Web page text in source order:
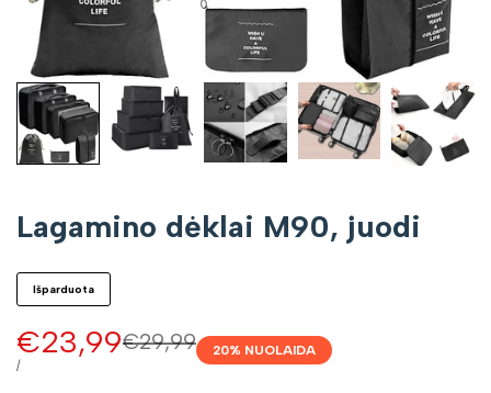
Lagamino dėklai M90, juodi
Išparduota
Įprasta
€29,99
Pardavimo
kaina
€23,99
VIENETO
/
20% NUOLAIDA